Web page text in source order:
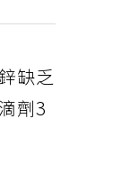
缺乏
劑3